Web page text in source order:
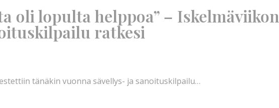
oli lopulta helppoa” – Iskelmäviikon
ratkesi
tänäkin vuonna sävellys- ja sanoituskilpailu…